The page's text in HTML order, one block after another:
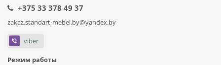
+375 33 378 49 37
zakaz.standart-mebel.by@yandex.by
viber
Режим работы